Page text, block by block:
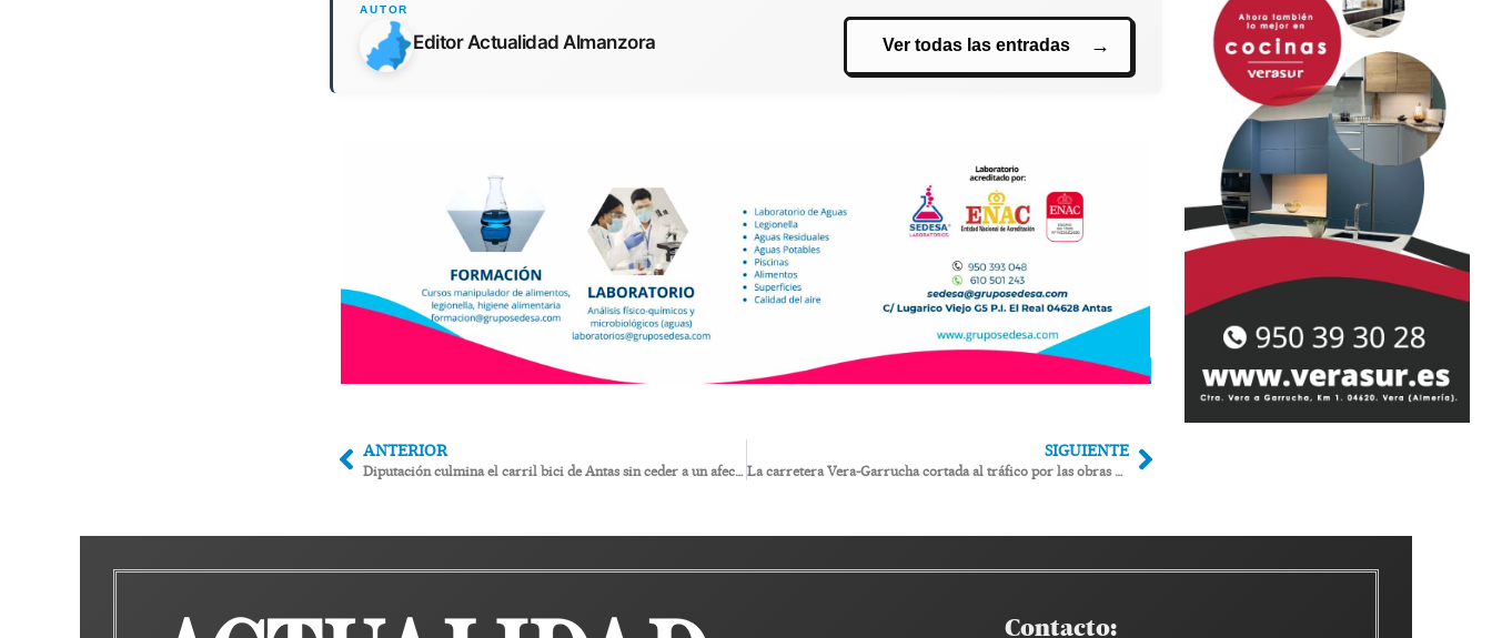
Editor Actualidad Almanzora Ver todas las entradas
ANTERIOR
Diputación culmina el carril bici de Antas sin ceder a un afectado que impedía su terminación
SIGUIENTE
La carretera Vera-Garrucha cortada al tráfico por las obras del AVE
Contacto: